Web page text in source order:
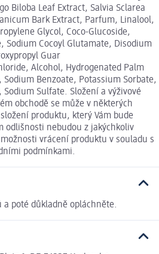
Biloba Leaf Extract, Salvia Sclarea
Bark Extract, Parfum, Linalool,
Glycol, Coco-Glucoside,
Sodium Cocoyl Glutamate, Disodium
Guar
Alcohol, Hydrogenated Palm
Benzoate, Potassium Sorbate,
Sulfate. Složení a výživové
obchodě se může v některých
produktu, který Vám bude
odlišnosti nebudou z jakýchkoliv
vrácení produktu v souladu s
podmínkami.
poté důkladně opláchněte.